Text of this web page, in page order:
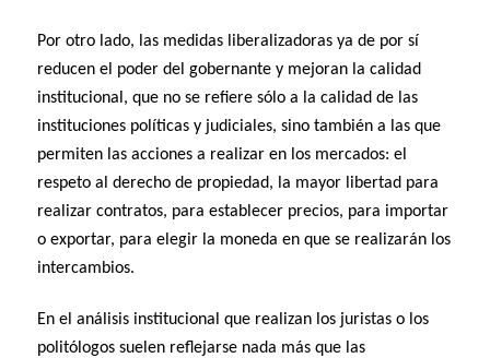
Por otro lado, las medidas liberalizadoras ya de por sí
reducen el poder del gobernante y mejoran la calidad
institucional, que no se refiere sólo a la calidad de las
instituciones políticas y judiciales, sino también a las que
permiten las acciones a realizar en los mercados: el
respeto al derecho de propiedad, la mayor libertad para
realizar contratos, para establecer precios, para importar
o exportar, para elegir la moneda en que se realizarán los
intercambios.
En el análisis institucional que realizan los juristas o los
politólogos suelen reflejarse nada más que las